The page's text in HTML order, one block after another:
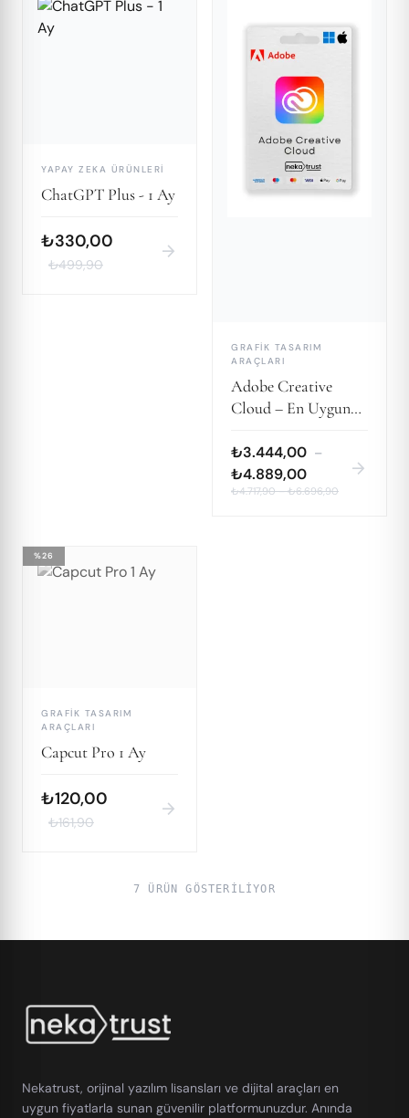
YAPAY ZEKA ÜRÜNLERI
ChatGPT Plus - 1 Ay
₺330,00
₺499,90
arrow_forward
GRAFIK TASARIM
ARAÇLARI
Adobe Creative
Cloud – En Uygun
₺3.444,00 –
₺4.889,00
₺4.717,90–₺6.696,90
arrow_forward
%26
GRAFIK TASARIM
ARAÇLARI
Capcut Pro 1 Ay
₺120,00
₺161,90
arrow_forward
7 ÜRÜN GÖSTERILIYOR
Nekatrust, orijinal yazılım lisansları ve dijital araçları en
uygun fiyatlarla sunan güvenilir platformunuzdur. Anında